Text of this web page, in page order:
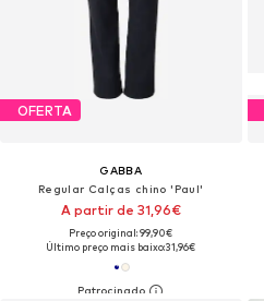
OFERTA
GABBA
Regular Calças chino 'Paul'
A partir de 31,96€
Preço original: 99,90€
Último preço mais baixo:31,96€